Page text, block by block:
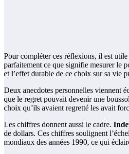
Pour compléter ces réflexions, il est
parfaitement ce que signifie mesurer le
et l’effet durable de ce choix sur sa vie
Deux anecdotes personnelles viennent
que le regret pouvait devenir une
choix qu’ils avaient regretté les avait
Les chiffres donnent aussi le cadre.
de dollars. Ces chiffres soulignent
mondiaux des années 1990, ce qui